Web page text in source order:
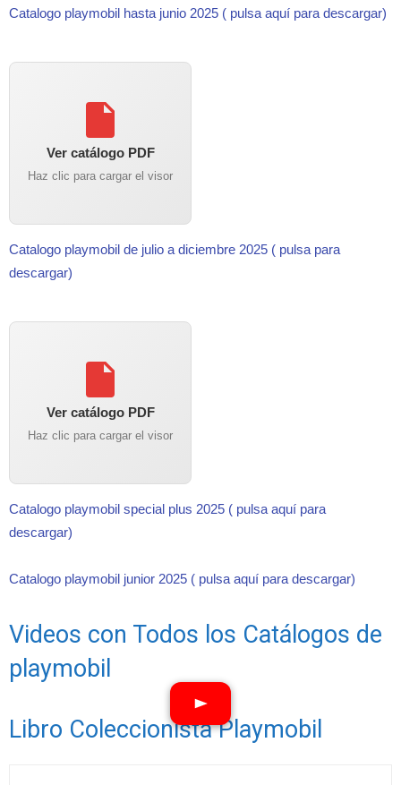
Catalogo playmobil hasta junio 2025 ( pulsa aquí para descargar)
Ver catálogo PDF
Haz clic para cargar el visor
Catalogo playmobil de julio a diciembre 2025 ( pulsa para
descargar)
Ver catálogo PDF
Haz clic para cargar el visor
Catalogo playmobil special plus 2025 ( pulsa aquí para
descargar)
Catalogo playmobil junior 2025 ( pulsa aquí para descargar)
Videos con Todos los Catálogos de
playmobil
Libro Coleccionista Playmobil